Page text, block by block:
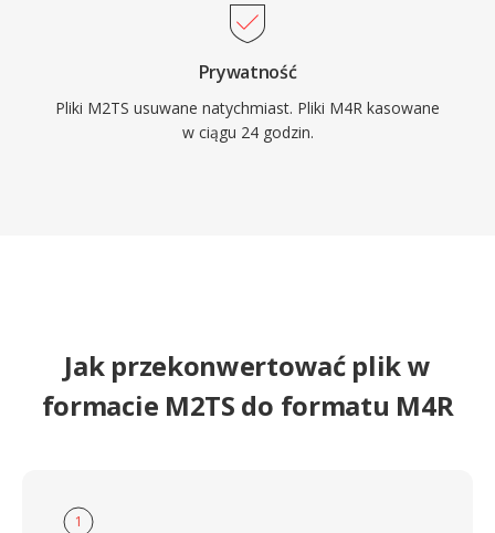
Prywatność
Pliki M2TS usuwane natychmiast. Pliki M4R kasowane
w ciągu 24 godzin.
Jak przekonwertować plik w
formacie M2TS do formatu M4R
1